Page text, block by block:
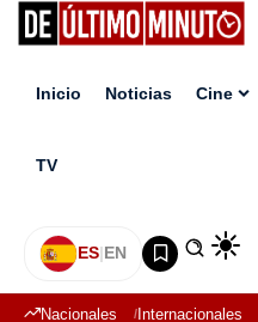
Inicio Noticias Cine
TV
ES|EN
Nacionales Internacionales